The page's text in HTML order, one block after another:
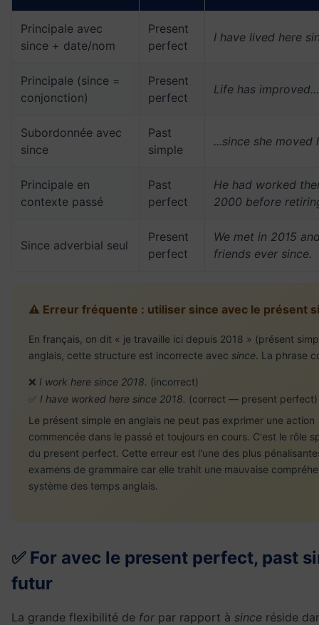
Principale avec
since + date/nom
Present
perfect
I have lived here
Principale (since =
conjonction)
Present
perfect
Life has improved...
Subordonnée avec
since
Past
simple
...since she moved
Principale en
contexte passé
Past
perfect
He had worked
2000 before
Since adverbial seul
Present
perfect
We met in 2015
friends ever since.
⚠️ Erreur fréquente : utiliser since avec le présent
En français, on dit « je travaille ici depuis 2018 » (présent
anglais, cette structure est incorrecte avec since. La phrase
❌ I work here since 2018. (incorrect)
✅ I have worked here since 2018. (correct — present perfect)
Le présent simple en anglais ne peut pas exprimer une action
commencée dans le passé et toujours en cours. C'est le rôle
du present perfect. Cette erreur est l'une des plus
examens de grammaire car elle trahit une mauvaise
système des temps anglais.
✅ For avec le present perfect, past
futur
La grande flexibilité de for par rapport à since réside